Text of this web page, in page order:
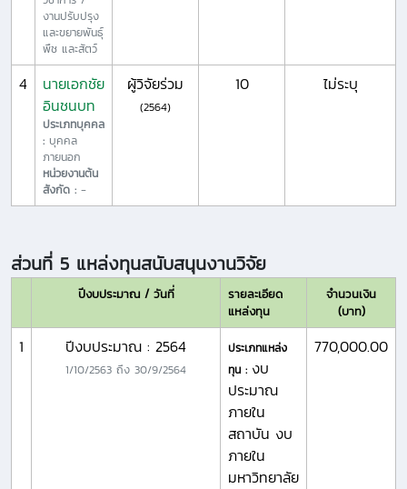
งานปรับปรุง
และขยายพันธุ์
พืช และสัตว์
4
นายเอกชัย
อินชนบท
ประเภทบุคคล
: บุคคล
ภายนอก
หน่วยงานต้น
สังกัด : -
ผู้วิจัยร่วม
(2564)
10 ไม่ระบุ
ส่วนที่ 5 แหล่งทุนสนับสนุนงานวิจัย
ปีงบประมาณ / วันที่
รายละเอียด
แหล่งทุน
จำนวนเงิน
(บาท)
1 ปีงบประมาณ : 2564
1/10/2563 ถึง 30/9/2564
ประเภทแหล่ง
ทุน : งบ
ประมาณ
ภายใน
สถาบัน งบ
ภายใน
มหาวิทยาลัย
770,000.00